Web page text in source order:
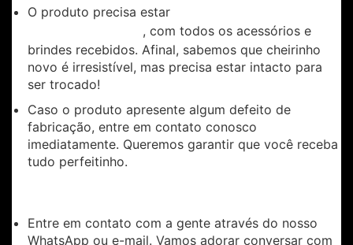
O produto precisa estar
, com todos os acessórios e
brindes recebidos. Afinal, sabemos que cheirinho
novo é irresistível, mas precisa estar intacto para
ser trocado!
Caso o produto apresente algum defeito de
fabricação, entre em contato conosco
imediatamente. Queremos garantir que você receba
tudo perfeitinho.
Entre em contato com a gente através do nosso
WhatsApp ou e-mail. Vamos adorar conversar com